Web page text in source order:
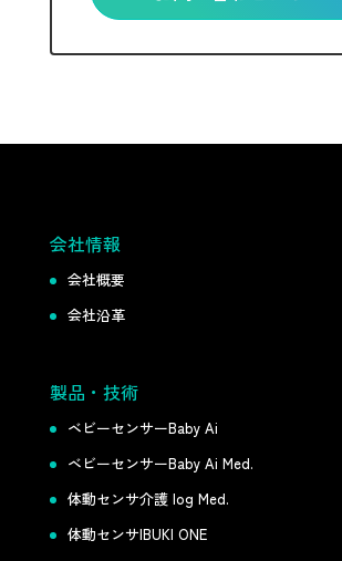
会社情報
会社概要
会社沿革
製品・技術
ベビーセンサーBaby Ai
ベビーセンサーBaby Ai Med.
体動センサ介護 log Med.
体動センサIBUKI ONE